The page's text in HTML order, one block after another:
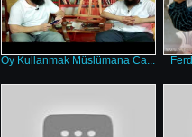
Oy Kullanmak Müslümana Ca...